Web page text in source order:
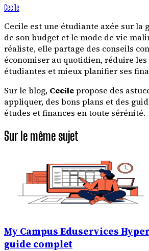
Cecile
Cecile est une étudiante axée sur la
de son budget et le mode de vie
réaliste, elle partage des conseils
économiser au quotidien, réduire les
étudiantes et mieux planifier ses
Sur le blog, Cecilepropose des
appliquer, des bons plans et des
études et finances en toute sérénité.
Sur le même sujet
My Campus Eduservices
guide complet